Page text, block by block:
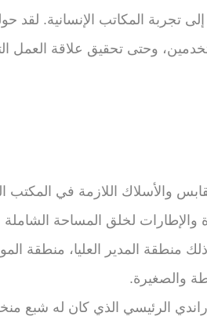
إلى تجربة المكاتب الإنسانية.
وحتى تحقيق علاقة العمل
والأسلاك اللازمة في
والإطارات لخلق المساحة
منطقة المدير العليا، منطقة
والصغيرة.
الرئيسي الذي كان له شبع